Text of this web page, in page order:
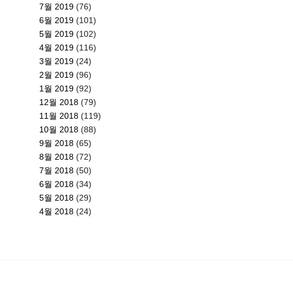
7월 2019 (76)
6월 2019 (101)
5월 2019 (102)
4월 2019 (116)
3월 2019 (24)
2월 2019 (96)
1월 2019 (92)
12월 2018 (79)
11월 2018 (119)
10월 2018 (88)
9월 2018 (65)
8월 2018 (72)
7월 2018 (50)
6월 2018 (34)
5월 2018 (29)
4월 2018 (24)